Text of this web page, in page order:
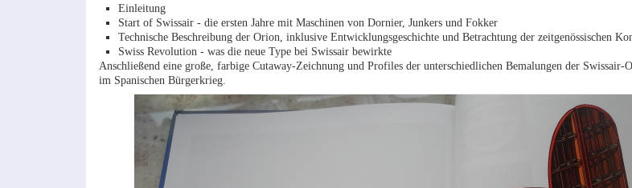
Einleitung
Start of Swissair - die ersten Jahre mit Maschinen von Dornier, Junkers und Fokker
Technische Beschreibung der Orion, inklusive Entwicklungsgeschichte und Betrachtung der zeitgenössischen
Swiss Revolution - was die neue Type bei Swissair bewirkte
Anschließend eine große, farbige Cutaway-Zeichnung und Profiles der unterschiedlichen Bemalungen der Swissair-
im Spanischen Bürgerkrieg.